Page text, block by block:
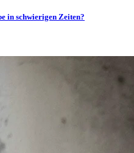
in schwierigen Zeiten?